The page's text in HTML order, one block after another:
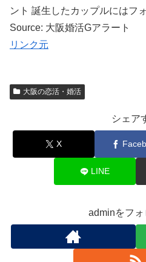
ント 誕生したカップルにはフ
Source: 大阪婚活Gアラート
リンク元
大阪の恋活・婚活
シェア
X
LINE
adminをフォ